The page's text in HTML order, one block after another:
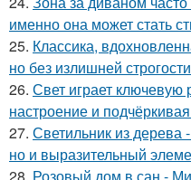
именно она может стать
25. Классика,
но без излишней
26. Свет играет
настроение и
27. Светильник из дерева
но и выразительный
28. Розовый дом в сан -